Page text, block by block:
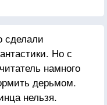
сделали
Но с
намного
дерьмом.
нельзя.